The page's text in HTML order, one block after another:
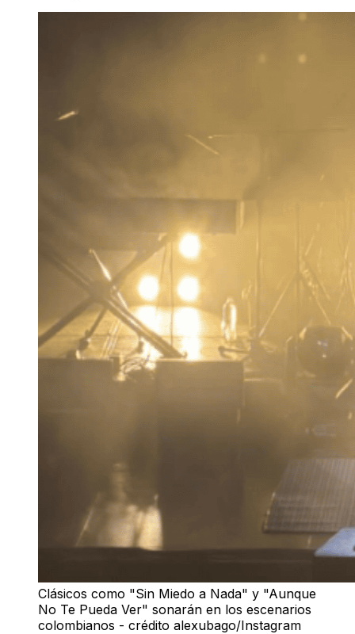
Clásicos como "Sin Miedo a Nada" y "Aunque
No Te Pueda Ver" sonarán en los escenarios
colombianos - crédito alexubago/Instagram